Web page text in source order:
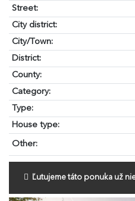
Street:
City district:
City/Town:
District:
County:
Category:
Type:
House type:
Other:
Ľutujeme táto ponuka už